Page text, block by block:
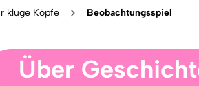
kluge Köpfe Beobachtungsspiel
Über